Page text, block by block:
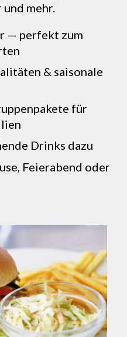
mehr.
— perfekt zum
& saisonale
für
Drinks dazu
Feierabend oder